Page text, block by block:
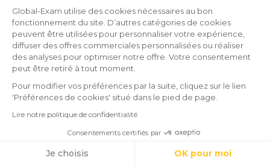
propres atouts, permettant aux responsables
de formation de concevoir des parcours
adaptés aux compétences et aux exigences
du marché.
Dans un environnement professionnel en
constante évolution, rester informé sur ces
différentes approches est crucial. Cela permet
Global-Exam utilise des cookies nécessaires au bon
fonctionnement du site. D’autres catégories de cookies
peuvent être utilisées pour personnaliser votre expérience,
diffuser des offres commerciales personnalisées ou réaliser
des analyses pour optimiser notre offre. Votre consentement
peut être retiré à tout moment.
Pour modifier vos préférences par la suite, cliquez sur le lien
'Préférences de cookies' situé dans le pied de page.
Lire notre politique de confidentialité
Consentements certifiés par
Je choisis OK pour moi
Cookies